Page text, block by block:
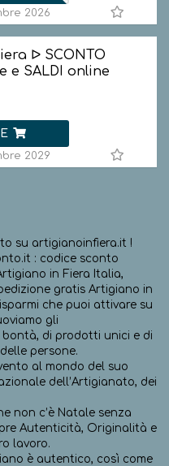
2026
ᐅ SCONTO
e SALDI online
2029
su artigianoinfiera.it !
: codice sconto
in Fiera Italia,
gratis Artigiano in
che puoi attivare su
gli
di prodotti unici e di
persone.
al mondo del suo
dell’Artigianato, dei
non c’è Natale senza
Autenticità, Originalità e
lavoro.
è autentico, così come